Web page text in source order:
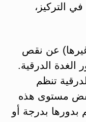
التركيز،
غيرها) عن نقص
الدرقية.
تنظم
مستوى هذه
بدرجة أو